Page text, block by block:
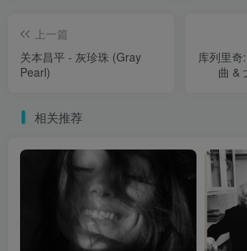
上一篇
关本昌平 - 灰珍珠 (Gray
Pearl)
库列里
曲 &
相关推荐